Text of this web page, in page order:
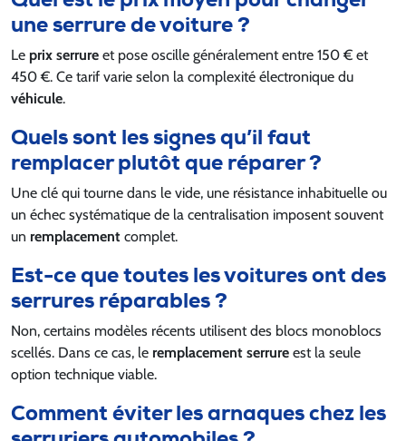
une serrure de voiture ?
Le prix serrure et pose oscille généralement entre 150 € et
450 €. Ce tarif varie selon la complexité électronique du
véhicule.
Quels sont les signes qu’il faut
remplacer plutôt que réparer ?
Une clé qui tourne dans le vide, une résistance inhabituelle ou
un échec systématique de la centralisation imposent souvent
un remplacement complet.
Est-ce que toutes les voitures ont des
serrures réparables ?
Non, certains modèles récents utilisent des blocs monoblocs
scellés. Dans ce cas, le remplacement serrure est la seule
option technique viable.
Comment éviter les arnaques chez les